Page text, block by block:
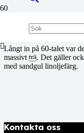
Långt in på 60-talet var
massivt trä. Det gäller
med sandgul linoljefärg.
Kontakta oss